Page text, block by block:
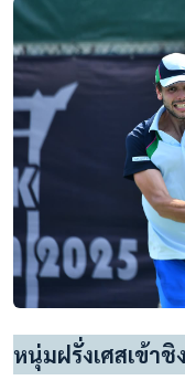
หนุ่มฝรั่งเศสเข้าชิ